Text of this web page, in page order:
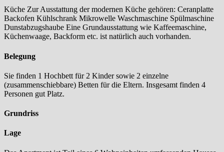
Küche Zur Ausstattung der modernen Küche gehören: Ceranplatte
Backofen Kühlschrank Mikrowelle Waschmaschine Spülmaschine
Dunstabzugshaube Eine Grundausstattung wie Kaffeemaschine,
Küchenwaage, Backform etc. ist natürlich auch vorhanden.
Belegung
Belegung
Sie finden 1 Hochbett für 2 Kinder sowie 2 einzelne
(zusammenschiebbare) Betten für die Eltern. Insgesamt finden 4
Personen gut Platz.
Grundriss
Grundriss
Lage
Lage